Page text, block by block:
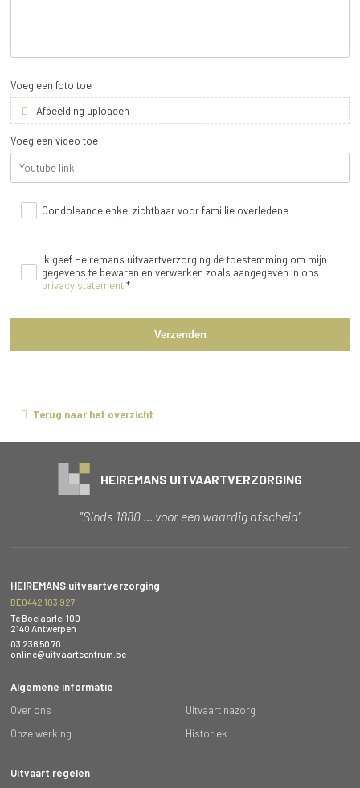
Voeg een foto toe
Afbeelding uploaden
Voeg een video toe
Condoleance enkel zichtbaar voor famillie overledene
Ik geef Heiremans uitvaartverzorging de toestemming om mijn
gegevens te bewaren en verwerken zoals aangegeven in ons
privacy statement*
Verzenden
Terug naar het overzicht
HEIREMANS UITVAARTVERZORGING
"Sinds 1880 … voor een waardig afscheid"
HEIREMANS uitvaartverzorging
BE0442 103 927
Te Boelaarlei 100
2140 Antwerpen
03 236 50 70
online@uitvaartcentrum.be
Algemene informatie
Over ons
Uitvaart nazorg
Onze werking
Historiek
Uitvaart regelen